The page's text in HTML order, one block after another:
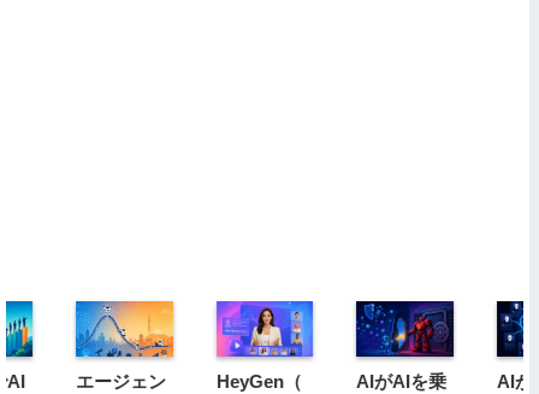
AI
エージェン
HeyGen（
AIがAIを乗
AIが